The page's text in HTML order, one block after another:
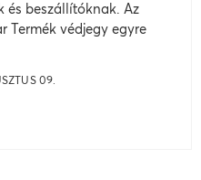
és beszállítóknak. Az
Termék védjegy egyre
09.